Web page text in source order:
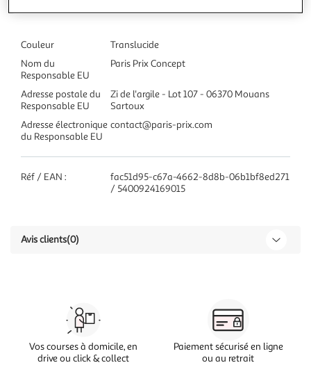
Couleur
Translucide
Nom du
Responsable EU
Paris Prix Concept
Adresse postale du
Responsable EU
Zi de l'argile - Lot 107 - 06370 Mouans
Sartoux
Adresse électronique
du Responsable EU
contact@paris-prix.com
Réf / EAN :
fac51d95-c67a-4662-8d8b-06b1bf8ed271
/ 5400924169015
Avis clients(0)
Vos courses à domicile, en
drive ou click & collect
Paiement sécurisé en ligne
ou au retrait